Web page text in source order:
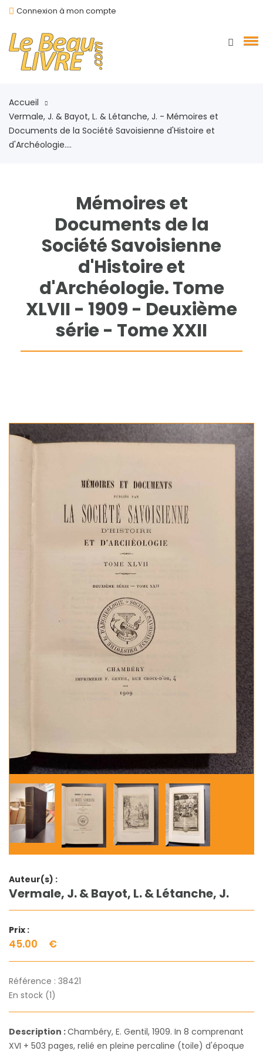
Connexion à mon compte
Accueil
Vermale, J. & Bayot, L. & Létanche, J. - Mémoires et
Documents de la Société Savoisienne d'Histoire et
d'Archéologie....
Mémoires et
Documents de la
Société Savoisienne
d'Histoire et
d'Archéologie. Tome
XLVII - 1909 - Deuxième
série - Tome XXII
Auteur(s) :
Vermale, J. & Bayot, L. & Létanche, J.
Prix :
45.00 €
Référence : 38421
En stock (1)
Description :Chambéry, E. Gentil, 1909. In 8 comprenant
XVI + 503 pages, relié en pleine percaline (toile) d'époque